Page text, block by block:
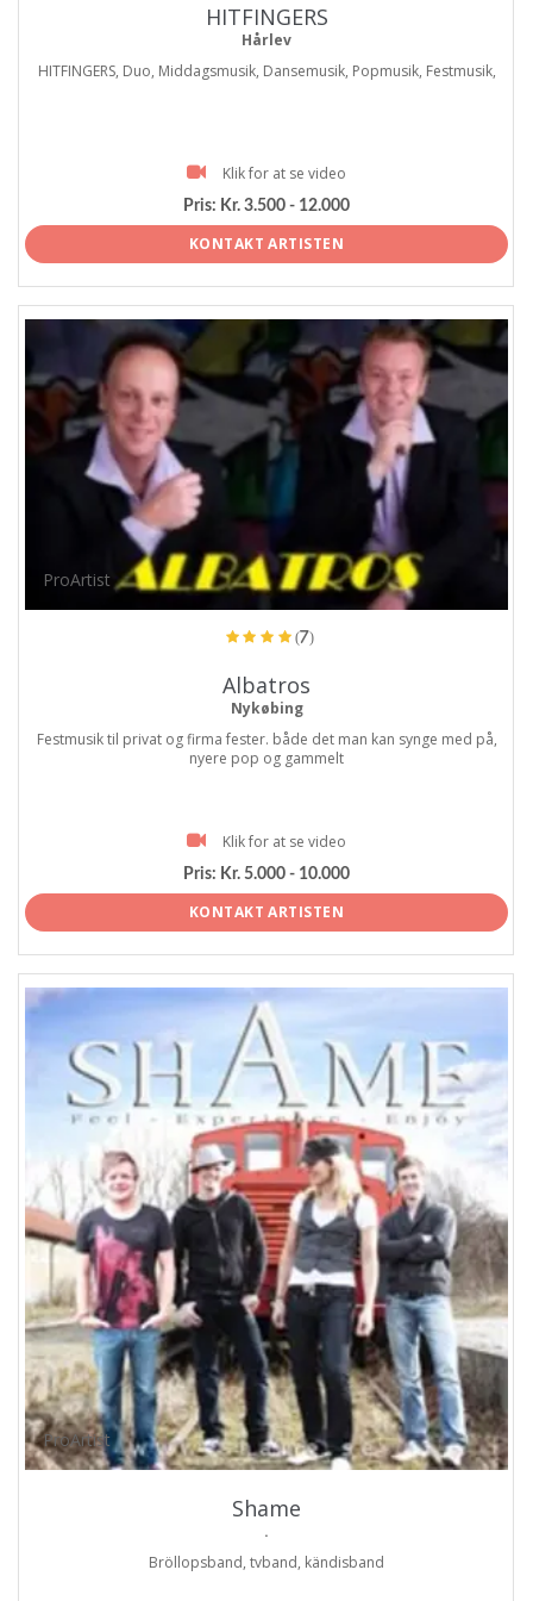
HITFINGERS
Hårlev
HITFINGERS, Duo, Middagsmusik, Dansemusik, Popmusik, Festmusik,
Klik for at se video
Pris: Kr. 3.500 - 12.000
KONTAKT ARTISTEN
ProArtist
(7)
Albatros
Nykøbing
Festmusik til privat og firma fester. både det man kan synge med på,
nyere pop og gammelt
Klik for at se video
Pris: Kr. 5.000 - 10.000
KONTAKT ARTISTEN
ProArtist
Shame
.
Bröllopsband, tvband, kändisband